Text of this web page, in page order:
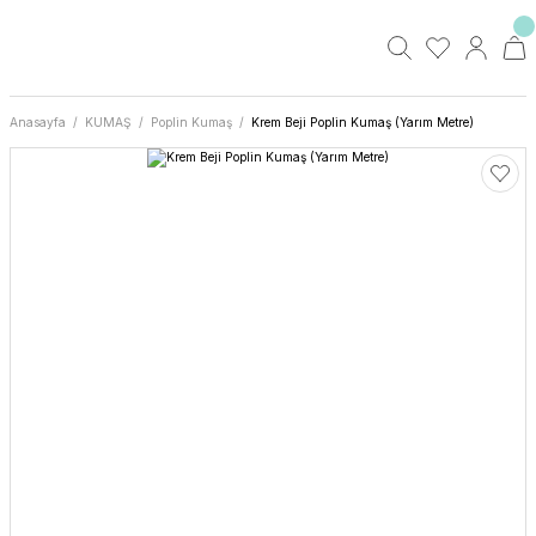
Anasayfa KUMAŞ Poplin Kumaş Krem Beji Poplin Kumaş (Yarım Metre)